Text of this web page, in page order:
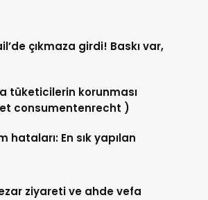
çıkmaza girdi! Baskı var,
tüketicilerin korunması
consumentenrecht )
hataları: En sık yapılan
ziyareti ve ahde vefa